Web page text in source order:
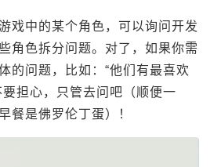
戏中的某个角色，可以询问开发
角色拆分问题。对了，如果你需
的问题，比如：“他们有最喜欢
要担心，只管去问吧（顺便一
餐是佛罗伦丁蛋）！